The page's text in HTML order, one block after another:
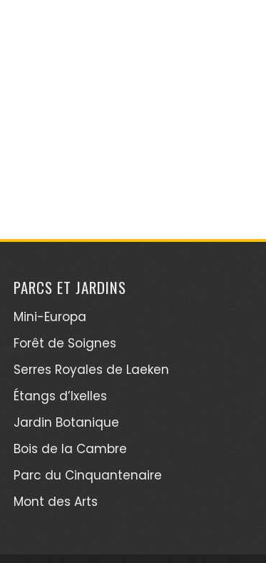
PARCS ET JARDINS
Mini-Europa
Forêt de Soignes
Serres Royales de Laeken
Étangs d’Ixelles
Jardin Botanique
Bois de la Cambre
Parc du Cinquantenaire
Mont des Arts